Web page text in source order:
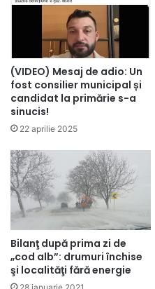
(VIDEO) Mesaj de adio: Un
fost consilier municipal și
candidat la primărie s-a
sinucis!
22 aprilie 2025
Bilanţ după prima zi de
„cod alb”: drumuri închise
şi localităţi fără energie